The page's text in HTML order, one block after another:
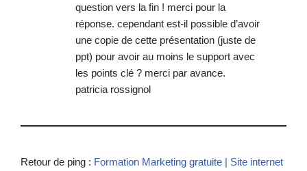
question vers la fin ! merci pour la
réponse. cependant est-il possible d’avoir
une copie de cette présentation (juste de
ppt) pour avoir au moins le support avec
les points clé ? merci par avance.
patricia rossignol
Retour de ping : Formation Marketing gratuite | Site internet